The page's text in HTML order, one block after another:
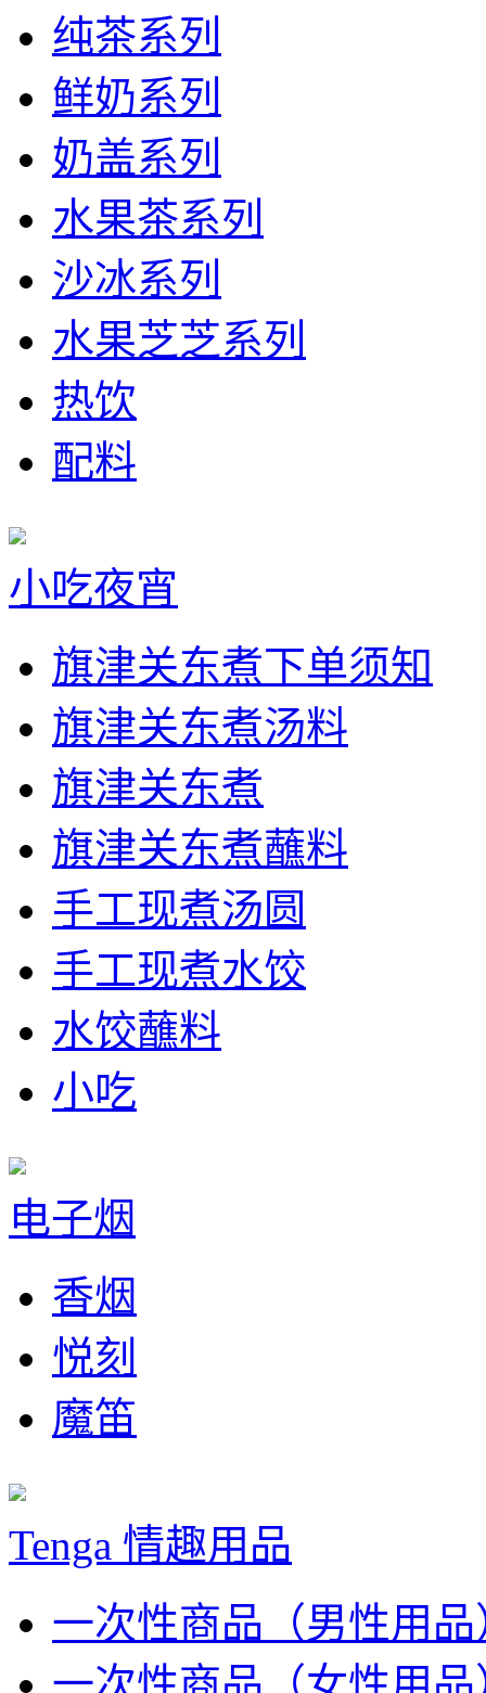
纯茶系列
鲜奶系列
奶盖系列
水果茶系列
沙冰系列
水果芝芝系列
热饮
配料
小吃夜宵
旗津关东煮下单须知
旗津关东煮汤料
旗津关东煮
旗津关东煮蘸料
手工现煮汤圆
手工现煮水饺
水饺蘸料
小吃
电子烟
香烟
悦刻
魔笛
Tenga 情趣用品
一次性商品（男性用品